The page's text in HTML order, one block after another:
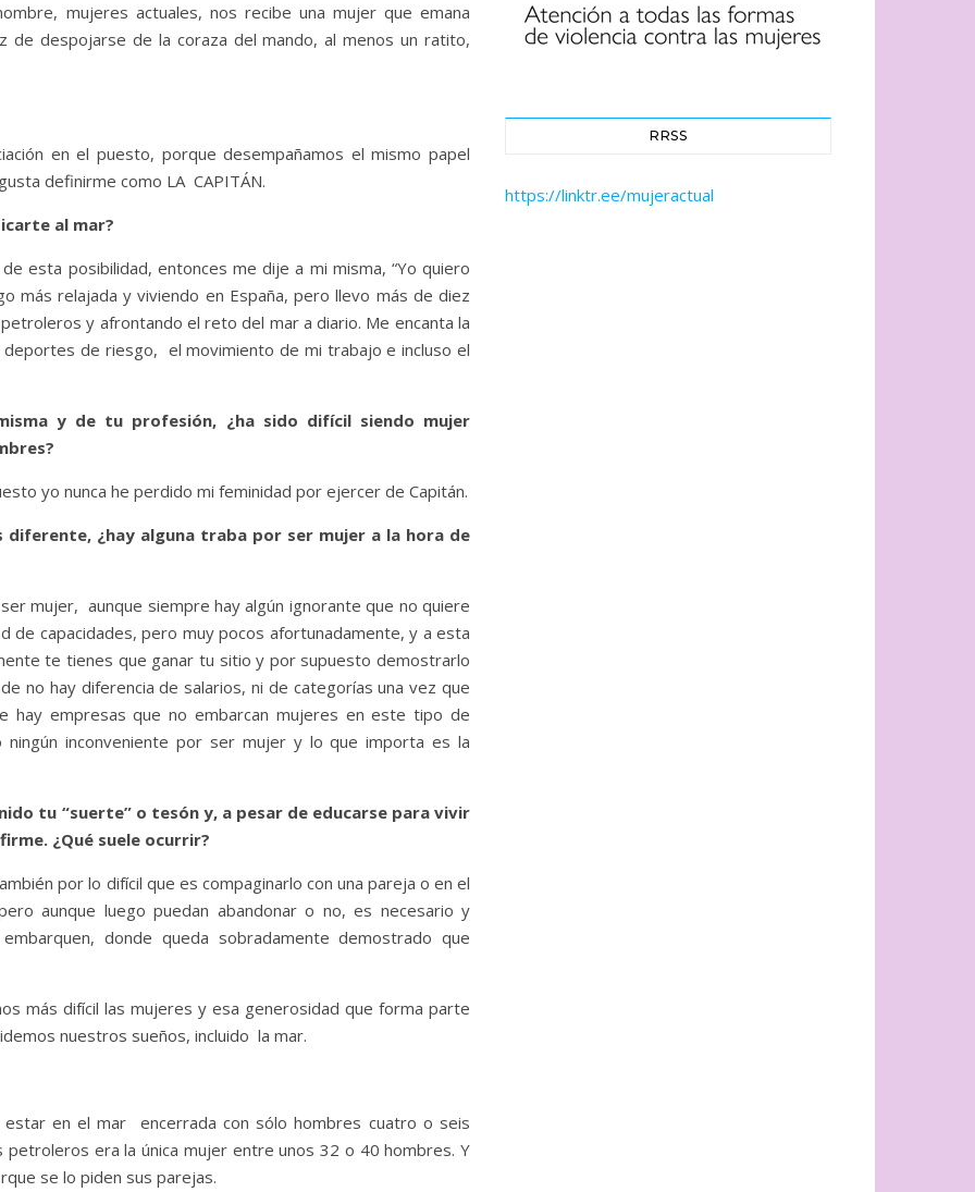
mujeres actuales, nos recibe una mujer que emana
despojarse de la coraza del mando, al menos un ratito,
en el puesto, porque desempañamos el mismo papel
definirme como LA CAPITÁN.
al mar?
esta posibilidad, entonces me dije a mi misma, “Yo quiero
más relajada y viviendo en España, pero llevo más de diez
y afrontando el reto del mar a diario. Me encanta la
de riesgo, el movimiento de mi trabajo e incluso el
y de tu profesión, ¿ha sido difícil siendo mujer
yo nunca he perdido mi feminidad por ejercer de Capitán.
diferente, ¿hay alguna traba por ser mujer a la hora de
mujer, aunque siempre hay algún ignorante que no quiere
de capacidades, pero muy pocos afortunadamente, y a esta
te tienes que ganar tu sitio y por supuesto demostrarlo
no hay diferencia de salarios, ni de categorías una vez que
hay empresas que no embarcan mujeres en este tipo de
ningún inconveniente por ser mujer y lo que importa es la
tu “suerte” o tesón y, a pesar de educarse para vivir
¿Qué suele ocurrir?
por lo difícil que es compaginarlo con una pareja o en el
aunque luego puedan abandonar o no, es necesario y
donde queda sobradamente demostrado que
más difícil las mujeres y esa generosidad que forma parte
nuestros sueños, incluido la mar.
en el mar encerrada con sólo hombres cuatro o seis
era la única mujer entre unos 32 o 40 hombres. Y
se lo piden sus parejas.
RRSS
https://linktr.ee/mujeractual